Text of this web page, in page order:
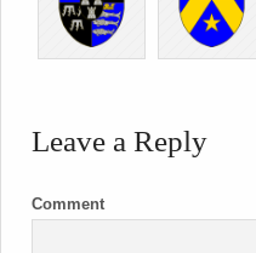
Leave a Reply
Comment